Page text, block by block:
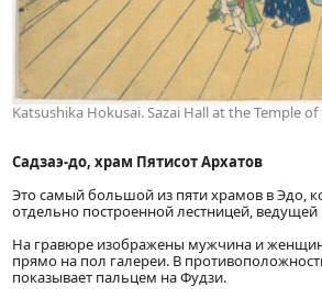
Katsushika Hokusai. Sazai Hall at the Temple
Садзаэ-до, храм Пятисот Архатов
Это самый большой из пяти храмов в Эдо,
отдельно построенной лестницей,
На гравюре изображены мужчина и
прямо на пол галереи. В
показывает пальцем на Фудзи.